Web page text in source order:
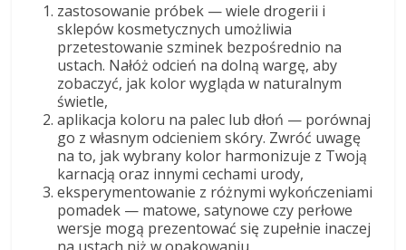
zastosowanie próbek — wiele drogerii i
sklepów kosmetycznych umożliwia
przetestowanie szminek bezpośrednio na
ustach. Nałóż odcień na dolną wargę, aby
zobaczyć, jak kolor wygląda w naturalnym
świetle,
aplikacja koloru na palec lub dłoń — porównaj
go z własnym odcieniem skóry. Zwróć uwagę
na to, jak wybrany kolor harmonizuje z Twoją
karnacją oraz innymi cechami urody,
eksperymentowanie z różnymi wykończeniami
pomadek — matowe, satynowe czy perłowe
wersje mogą prezentować się zupełnie inaczej